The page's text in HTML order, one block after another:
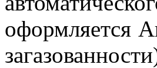
оформляется